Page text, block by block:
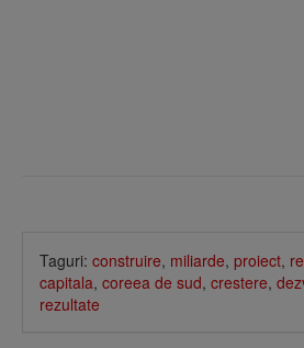
Taguri: construire, miliarde, proiect,
capitala, coreea de sud, crestere,
rezultate